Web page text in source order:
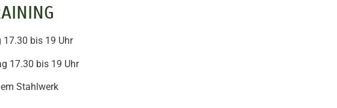
17.30 bis 19 Uhr
17.30 bis 19 Uhr
Stahlwerk